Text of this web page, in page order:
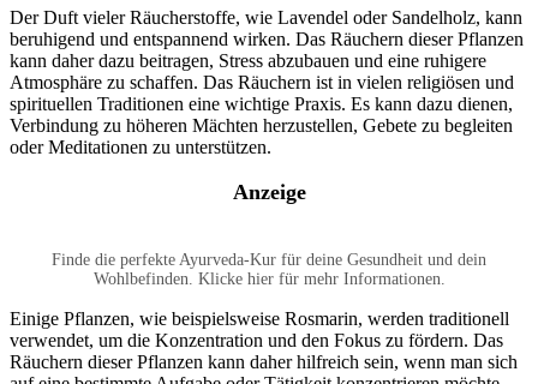
Der Duft vieler Räucherstoffe, wie Lavendel oder Sandelholz, kann
beruhigend und entspannend wirken. Das Räuchern dieser Pflanzen
kann daher dazu beitragen, Stress abzubauen und eine ruhigere
Atmosphäre zu schaffen. Das Räuchern ist in vielen religiösen und
spirituellen Traditionen eine wichtige Praxis. Es kann dazu dienen,
Verbindung zu höheren Mächten herzustellen, Gebete zu begleiten
oder Meditationen zu unterstützen.
Anzeige
Finde die perfekte Ayurveda-Kur für deine Gesundheit und dein
Wohlbefinden. Klicke hier für mehr Informationen.
Einige Pflanzen, wie beispielsweise Rosmarin, werden traditionell
verwendet, um die Konzentration und den Fokus zu fördern. Das
Räuchern dieser Pflanzen kann daher hilfreich sein, wenn man sich